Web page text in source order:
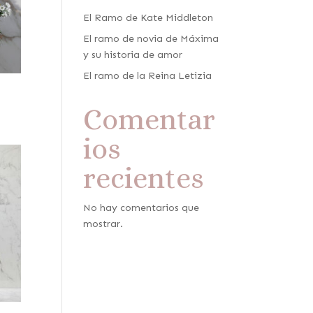
El Ramo de Kate Middleton
El ramo de novia de Máxima
y su historia de amor
El ramo de la Reina Letizia
Comentar
ios
recientes
No hay comentarios que
mostrar.